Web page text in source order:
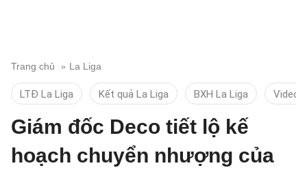
Trang chủ La Liga
LTĐ La Liga Kết quả La Liga BXH La Liga Video
Giám đốc Deco tiết lộ kế
hoạch chuyển nhượng của